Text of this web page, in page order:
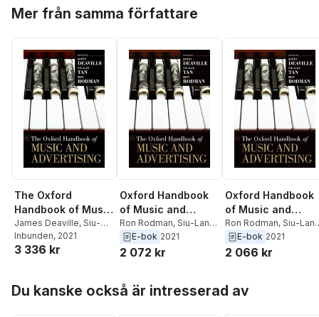
Mer från samma författare
The Oxford
Handbook of Music
and Advertising
James Deaville, Siu-
Lan Tan,Ron Rodman
Inbunden, 2021
3 336 kr
Oxford Handbook
of Music and
Advertising
Ron Rodman, Siu-Lan
Tan,James Deaville
E-bok 2021
2 072 kr
Oxford Handbook
of Music and
Advertising
Ron Rodman, Siu-Lan
Tan,James Deaville
E-bok 2021
2 066 kr
Du kanske också är intresserad av